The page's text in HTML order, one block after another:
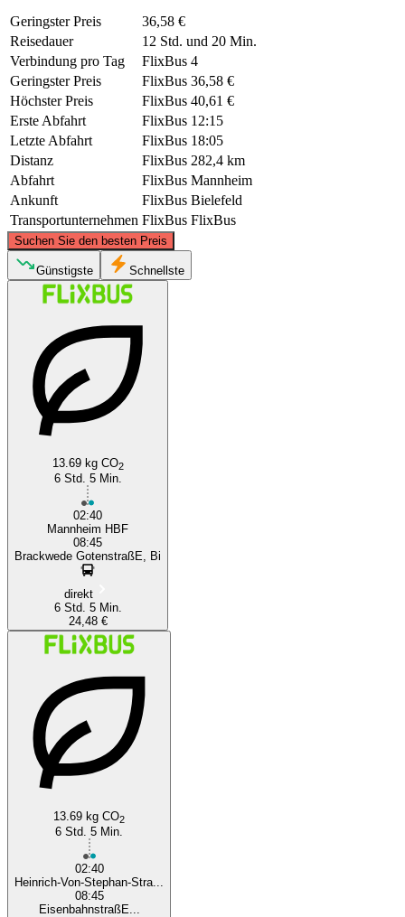
Geringster Preis
36,58 €
Reisedauer
12 Std. und 20 Min.
Verbindung pro Tag
FlixBus 4
Geringster Preis
FlixBus 36,58 €
Höchster Preis
FlixBus 40,61 €
Erste Abfahrt
FlixBus 12:15
Letzte Abfahrt
FlixBus 18:05
Distanz
FlixBus 282,4 km
Abfahrt
FlixBus Mannheim
Ankunft
FlixBus Bielefeld
Transportunternehmen FlixBus FlixBus
Suchen Sie den besten Preis
©CARTO
Günstigste Schnellste
13.69 kg CO2
6 Std. 5 Min.
02:40
Mannheim HBF
08:45
Brackwede GotenstraßE, Bi
direkt
6 Std. 5 Min.
24,48 €
13.69 kg CO2
6 Std. 5 Min.
02:40
Heinrich-Von-Stephan-Stra...
08:45
EisenbahnstraßE...